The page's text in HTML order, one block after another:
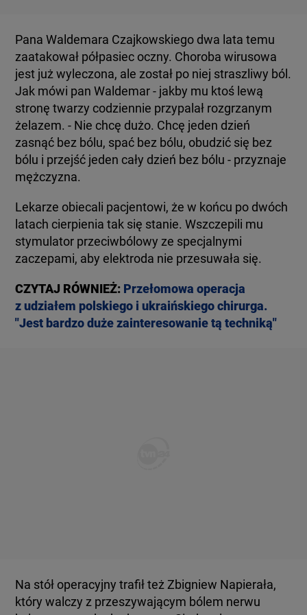
Pana Waldemara Czajkowskiego dwa lata temu
zaatakował półpasiec oczny. Choroba wirusowa
jest już wyleczona, ale został po niej straszliwy ból.
Jak mówi pan Waldemar - jakby mu ktoś lewą
stronę twarzy codziennie przypalał rozgrzanym
żelazem. - Nie chcę dużo. Chcę jeden dzień
zasnąć bez bólu, spać bez bólu, obudzić się bez
bólu i przejść jeden cały dzień bez bólu - przyznaje
mężczyzna.
Lekarze obiecali pacjentowi, że w końcu po dwóch
latach cierpienia tak się stanie. Wszczepili mu
stymulator przeciwbólowy ze specjalnymi
zaczepami, aby elektroda nie przesuwała się.
CZYTAJ RÓWNIEŻ: Przełomowa operacja
z udziałem polskiego i ukraińskiego chirurga.
"Jest bardzo duże zainteresowanie tą techniką"
Na stół operacyjny trafił też Zbigniew Napierała,
który walczy z przeszywającym bólem nerwu